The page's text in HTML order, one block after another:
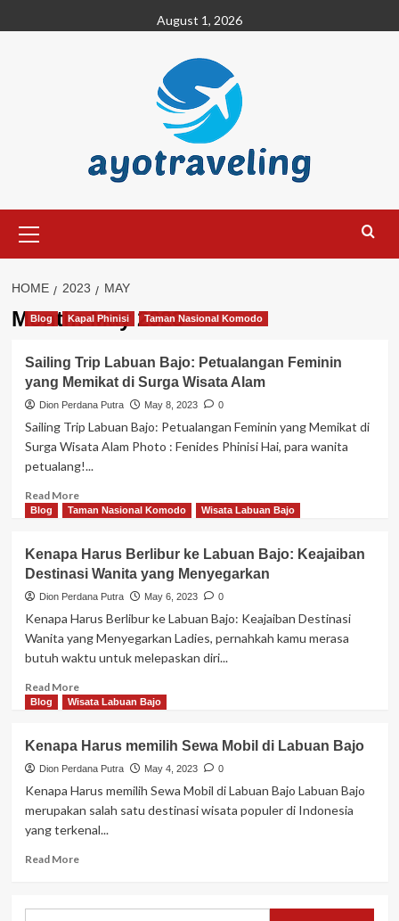
to
August 1, 2026
Menu
HOME 2023 MAY
Month:May 2023
Blog Kapal Phinisi Taman Nasional Komodo
Sailing Trip Labuan Bajo: Petualangan Feminin
yang Memikat di Surga Wisata Alam
Dion Perdana Putra May 8, 2023 0
Sailing Trip Labuan Bajo: Petualangan Feminin yang Memikat di
Surga Wisata Alam Photo : Fenides Phinisi Hai, para wanita
petualang!...
Read MoreRead
more
Trip
Labuan
Bajo:
Petualangan
yang
Memikat
Surga
Wisata
Blog Taman Nasional Komodo Wisata Labuan Bajo
Kenapa Harus Berlibur ke Labuan Bajo: Keajaiban
Destinasi Wanita yang Menyegarkan
Dion Perdana Putra May 6, 2023 0
Kenapa Harus Berlibur ke Labuan Bajo: Keajaiban Destinasi
Wanita yang Menyegarkan Ladies, pernahkah kamu merasa
butuh waktu untuk melepaskan diri...
Read MoreRead
more
Harus
Berlibur
ke
Labuan
Keajaiban
Blog Wisata Labuan Bajo
Kenapa Harus memilih Sewa Mobil di Labuan Bajo
Dion Perdana Putra May 4, 2023 0
Kenapa Harus memilih Sewa Mobil di Labuan Bajo Labuan Bajo
merupakan salah satu destinasi wisata populer di Indonesia
yang terkenal...
Read MoreRead
Kenapa